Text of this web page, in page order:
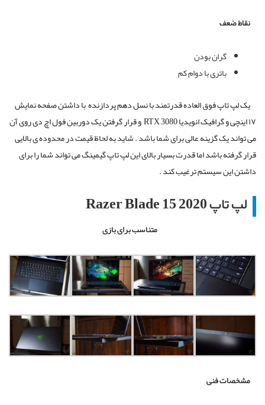
نقاط ضعف
گران بودن
باتری با دوام کم
یک لپ تاپ فوق العاده قدرتمند با نسل دهم پردازندهبا داشتن صفحه نمایش
۱۷ اینچی و گرافیک
انویدیا
و قرار گرفتن یک دوربین فول اچ دی روی آن
می تواند یک گزینه عالی برای شما باشد . شاید به لحاظ قیمت در محدوده ی بالایی
قرار گرفته باشد اما قدرت بسیار بالای این لپ تاپ گیمینگ می تواند شما را برای
داشتن این سیستم ترغیب کند .
لپ تاپ Razer Blade 15 2020
متناسب برای بازی
مشخصات فنی